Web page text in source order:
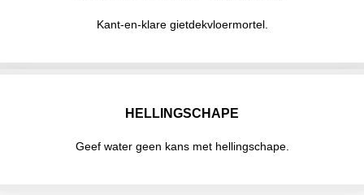
Kant-en-klare gietdekvloermortel.
HELLINGSCHAPE
Geef water geen kans met hellingschape.